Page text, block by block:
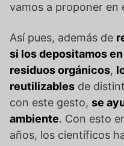
vamos a proponer en
Así pues, además de
si los depositamos
residuos orgánicos,
reutilizables de
con este gesto, se
ambiente. Con esto
años, los científicos